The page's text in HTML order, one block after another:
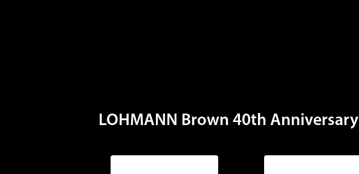
LOHMANN Brown 40th Anniversary